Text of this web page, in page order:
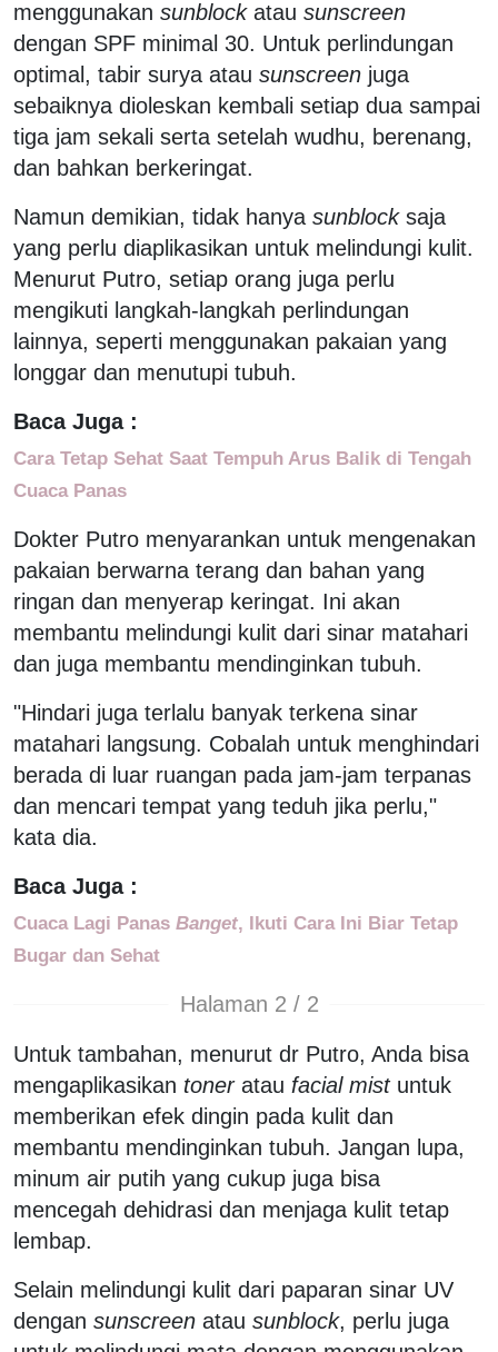
menggunakan sunblockatau sunscreen
dengan SPF minimal 30. Untuk perlindungan
optimal, tabir surya atau sunscreen juga
sebaiknya dioleskan kembali setiap dua sampai
tiga jam sekali serta setelah wudhu, berenang,
dan bahkan berkeringat.
Namun demikian, tidak hanya sunblocksaja
yang perlu diaplikasikan untuk melindungi kulit.
Menurut Putro, setiap orang juga perlu
mengikuti langkah-langkah perlindungan
lainnya, seperti menggunakan pakaian yang
longgar dan menutupi tubuh.
Baca Juga :
Cara Tetap Sehat Saat Tempuh Arus Balik di Tengah
Cuaca Panas
Dokter Putro menyarankan untuk mengenakan
pakaian berwarna terang dan bahan yang
ringan dan menyerap keringat. Ini akan
membantu melindungi kulit dari sinar matahari
dan juga membantu mendinginkan tubuh.
"Hindari juga terlalu banyak terkena sinar
matahari langsung. Cobalah untuk menghindari
berada di luar ruangan pada jam-jam terpanas
dan mencari tempat yang teduh jika perlu,"
kata dia.
Baca Juga :
Cuaca Lagi Panas Banget, Ikuti Cara Ini Biar Tetap
Bugar dan Sehat
Halaman 2 / 2
Untuk tambahan, menurut dr Putro, Anda bisa
mengaplikasikan toneratau facial mistuntuk
memberikan efek dingin pada kulit dan
membantu mendinginkan tubuh. Jangan lupa,
minum air putih yang cukup juga bisa
mencegah dehidrasi dan menjaga kulit tetap
lembap.
Selain melindungi kulit dari paparan sinar UV
dengan sunscreen atau sunblock, perlu juga